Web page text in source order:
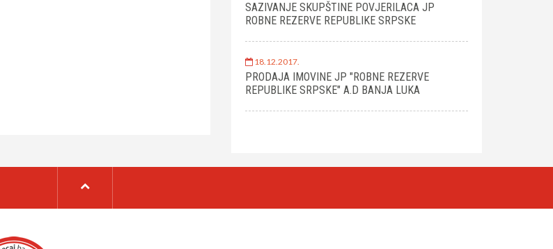
SAZIVANJE SKUPŠTINE POVJERILACA JP
ROBNE REZERVE REPUBLIKE SRPSKE
18.12.2017.
PRODAJA IMOVINE JP "ROBNE REZERVE
REPUBLIKE SRPSKE" A.D BANJA LUKA